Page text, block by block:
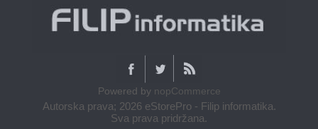
Powered by nopCommerce
Autorska prava; 2026 eStorePro - Filip informatika.
Sva prava pridržana.